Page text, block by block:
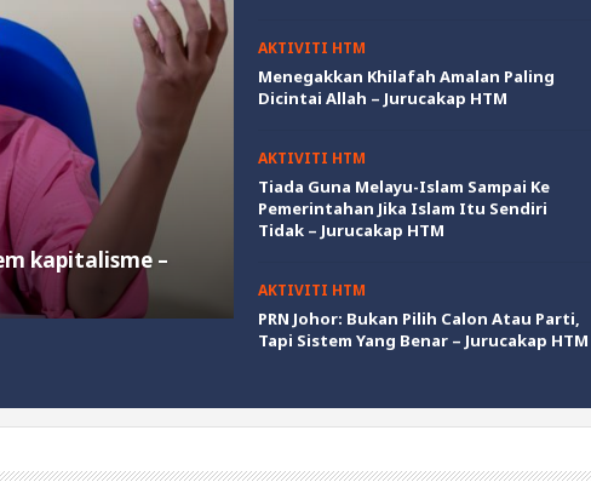
kapitalisme –
AKTIVITI HTM
Menegakkan Khilafah Amalan Paling
Dicintai Allah – Jurucakap HTM
AKTIVITI HTM
Tiada Guna Melayu-Islam Sampai Ke
Pemerintahan Jika Islam Itu Sendiri
Tidak – Jurucakap HTM
AKTIVITI HTM
PRN Johor: Bukan Pilih Calon Atau Parti,
Tapi Sistem Yang Benar – Jurucakap HTM